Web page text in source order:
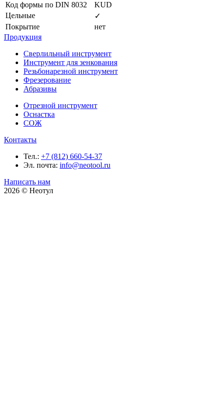
Код формы по DIN 8032
KUD
Цельные
✓
Покрытие
нет
Продукция
Сверлильный инструмент
Инструмент для зенкования
Резьбонарезной инструмент
Фрезерование
Абразивы
Отрезной инструмент
Оснастка
СОЖ
Контакты
Тел.: +7 (812) 660-54-37
Эл. почта: info@neotool.ru
Написать нам
2026 © Неотул